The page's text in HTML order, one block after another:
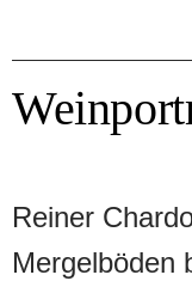
Reiner
Mergelböden